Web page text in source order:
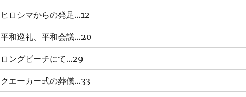
ヒロシマからの発足…12
平和巡礼、平和会議…20
ロングビーチにて…29
クエーカー式の葬儀…33